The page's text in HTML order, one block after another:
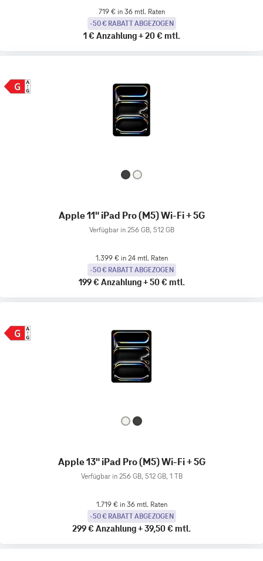
719 € in 36 mtl. Raten
-50 € RABATT ABGEZOGEN
1 € Anzahlung+20 € mtl.
Apple 11" iPad Pro (M5) Wi-Fi + 5G
Verfügbar in 256 GB, 512 GB
1.399 € in 24 mtl. Raten
-50 € RABATT ABGEZOGEN
199 € Anzahlung+50 € mtl.
Apple 13" iPad Pro (M5) Wi-Fi + 5G
Verfügbar in 256 GB, 512 GB, 1 TB
1.719 € in 36 mtl. Raten
-50 € RABATT ABGEZOGEN
299 € Anzahlung+39,50 € mtl.